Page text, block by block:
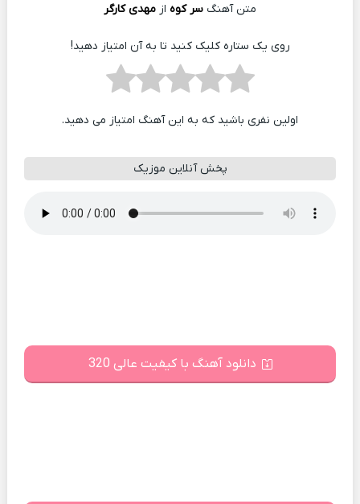
متن آهنگ سر کوه از مهدی کارگر
روی یک ستاره کلیک کنید تا به آن امتیاز دهید!
اولین نفری باشید که به این آهنگ امتیاز می دهید.
پخش آنلاین موزیک
دانلود آهنگ با کیفیت عالی 320